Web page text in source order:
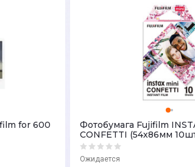
for 600
Фотобумага Fujifilm
CONFETTI (54х86мм
Ожидается